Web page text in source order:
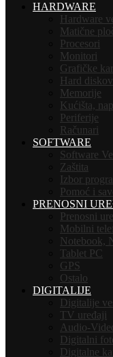
HARDWARE
Hardware
Matične
Procesori
Monitori
Grafičke
Hard
Memorije
Kućišta,
Periferije
Računari
SOFTWARE
Software
Zaštita
Izbor
Pomoć i
PRENOSNI
Prenosni
Mobilni
Notebook,
Tablet PC
GPS
Ostalo
DIGITALIJE
Digitalije
TV uređaji
Audio-
Digitalni
Digitalne